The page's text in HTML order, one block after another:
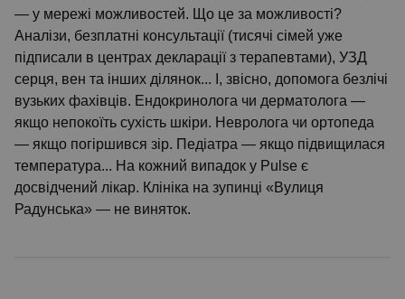
— у мережі можливостей. Що це за можливості?
Аналізи, безплатні консультації (тисячі сімей уже
підписали в центрах декларації з терапевтами), УЗД
серця, вен та інших ділянок... І, звісно, допомога безлічі
вузьких фахівців. Ендокринолога чи дерматолога —
якщо непокоїть сухість шкіри. Невролога чи ортопеда
— якщо погіршився зір. Педіатра — якщо підвищилася
температура... На кожний випадок у Pulse є
досвідчений лікар. Клініка на зупинці «Вулиця
Радунська» — не виняток.